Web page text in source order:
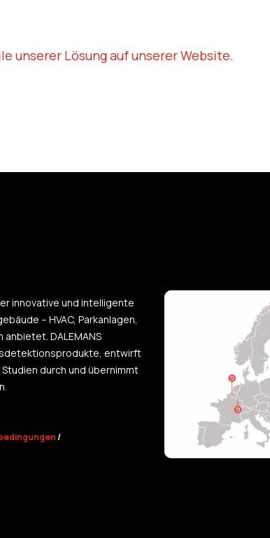
unserer Lösung auf unserer Website.
innovative und intelligente
– HVAC, Parkanlagen,
DALEMANS
entwirft
durch und übernimmt
/